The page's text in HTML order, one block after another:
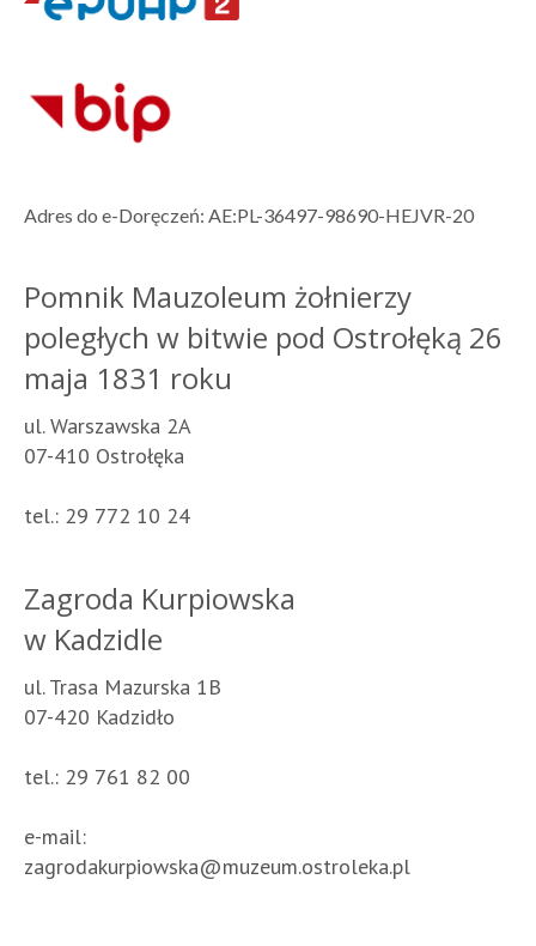
Adres do e-Doręczeń: AE:PL-36497-98690-HEJVR-20
Pomnik Mauzoleum żołnierzy
poległych w bitwie pod Ostrołęką 26
maja 1831 roku
ul. Warszawska 2A
07-410 Ostrołęka
tel.: 29 772 10 24
Zagroda Kurpiowska
w Kadzidle
ul. Trasa Mazurska 1B
07-420 Kadzidło
tel.: 29 761 82 00
e-mail:
zagrodakurpiowska@muzeum.ostroleka.pl